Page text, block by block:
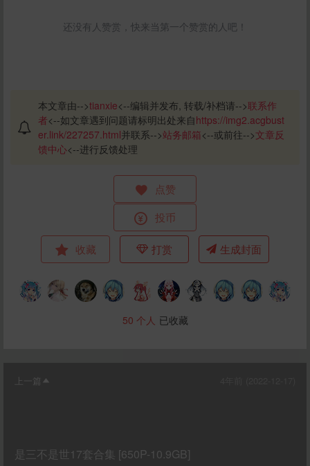
还没有人赞赏，快来当第一个赞赏的人吧！
本文章由-->tianxie<--编辑并发布, 转载/补档请-->联系作
者<--如文章遇到问题请标明出处来自https://img2.acgbust
er.link/227257.html并联系-->站务邮箱<--或前往-->文章反
馈中心<--进行反馈处理
点赞
投币
收藏 打赏 生成封面
50 个人 已收藏
上一篇
是三不是世17套合集 [650P-10.9GB]